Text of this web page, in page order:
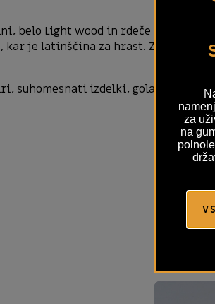
za
na
belo Light wood in rdeče Dark
kar je latinščina za hrast. Zato
izdelki, golaž, pečenke,